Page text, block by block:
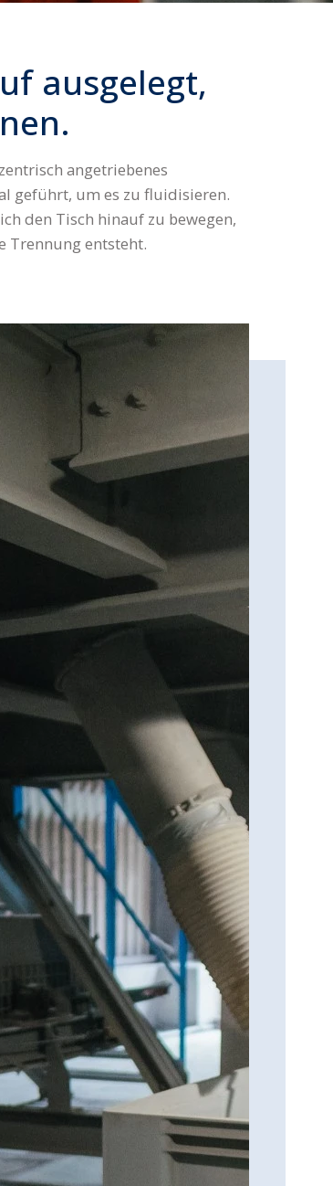
ausgelegt,
angetriebenes
geführt, um es zu fluidisieren.
den Tisch hinauf zu bewegen,
Trennung entsteht.